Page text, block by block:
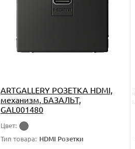
ARTGALLERY РОЗЕТКА HDMI,
механизм, БАЗАЛЬТ,
GAL001480
Цвет:
Тип товара: HDMI Розетки